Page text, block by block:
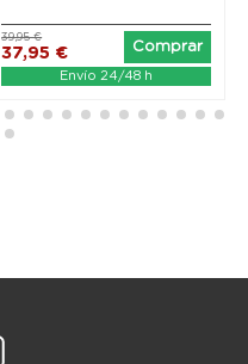
37,95 €
39,95 €
Comprar
Envío 24/48 h